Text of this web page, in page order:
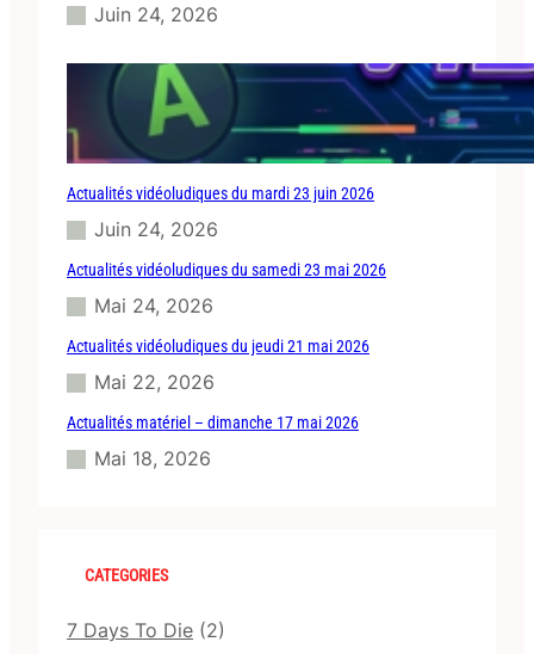
Juin 24, 2026
Actualités vidéoludiques du mardi 23 juin 2026
Juin 24, 2026
Actualités vidéoludiques du samedi 23 mai 2026
Mai 24, 2026
Actualités vidéoludiques du jeudi 21 mai 2026
Mai 22, 2026
Actualités matériel – dimanche 17 mai 2026
Mai 18, 2026
CATEGORIES
7 Days To Die (2)